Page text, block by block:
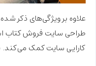
علاوه بر ویژگی‌های ذکر
طراحی سایت فروش کتاب
کارایی سایت کمک می‌کند.